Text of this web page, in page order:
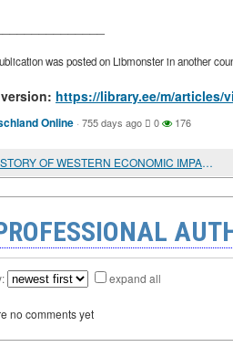
was posted on Libmonster in another
https://library.ee/m/
Online · 755 days ago 0 176
THE HISTORY OF WESTERN ECONOMIC IMPACT ON EASTERN SOCIETIES: THE PROBLEM OF MULTICOMPLEXITY OF THE SOURCE BASE. Article two
expand all
no comments yet